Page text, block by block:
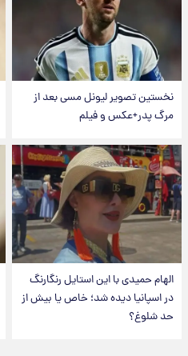
نخستین تصویر لیونل مسی بعد از
مرگ پدر+عکس و فیلم
الهام حمیدی با این استایل رنگارنگ
در اسپانیا دیده شد؛ خاص یا بیش از
حد شلوغ؟